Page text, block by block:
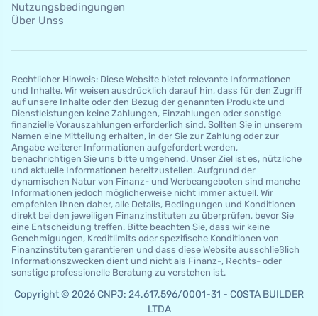
Nutzungsbedingungen
Über Unss
Rechtlicher Hinweis: Diese Website bietet relevante Informationen
und Inhalte. Wir weisen ausdrücklich darauf hin, dass für den Zugriff
auf unsere Inhalte oder den Bezug der genannten Produkte und
Dienstleistungen keine Zahlungen, Einzahlungen oder sonstige
finanzielle Vorauszahlungen erforderlich sind. Sollten Sie in unserem
Namen eine Mitteilung erhalten, in der Sie zur Zahlung oder zur
Angabe weiterer Informationen aufgefordert werden,
benachrichtigen Sie uns bitte umgehend. Unser Ziel ist es, nützliche
und aktuelle Informationen bereitzustellen. Aufgrund der
dynamischen Natur von Finanz- und Werbeangeboten sind manche
Informationen jedoch möglicherweise nicht immer aktuell. Wir
empfehlen Ihnen daher, alle Details, Bedingungen und Konditionen
direkt bei den jeweiligen Finanzinstituten zu überprüfen, bevor Sie
eine Entscheidung treffen. Bitte beachten Sie, dass wir keine
Genehmigungen, Kreditlimits oder spezifische Konditionen von
Finanzinstituten garantieren und dass diese Website ausschließlich
Informationszwecken dient und nicht als Finanz-, Rechts- oder
sonstige professionelle Beratung zu verstehen ist.
Copyright © 2026 CNPJ: 24.617.596/0001-31 - COSTA BUILDER
LTDA